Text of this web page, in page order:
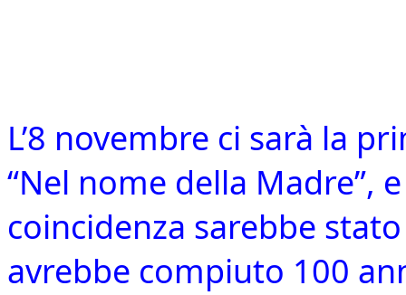
L’8 novembre ci sarà la
“Nel nome della Madre”,
coincidenza sarebbe
avrebbe compiuto 100